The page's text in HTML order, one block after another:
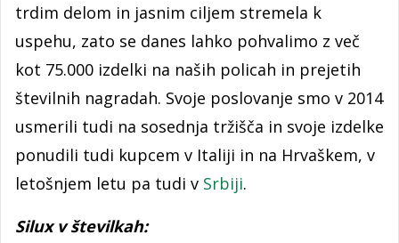
trdim delom in jasnim ciljem stremela k
uspehu, zato se danes lahko pohvalimo z več
kot 75.000 izdelki na naših policah in prejetih
številnih nagradah. Svoje poslovanje smo v 2014
usmerili tudi na sosednja tržišča in svoje izdelke
ponudili tudi kupcem v Italiji in na Hrvaškem, v
letošnjem letu pa tudi v Srbiji.
Silux v številkah: